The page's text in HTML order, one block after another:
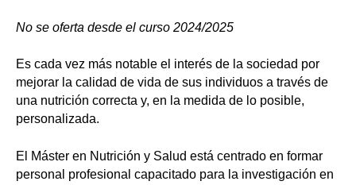
No se oferta desde el curso 2024/2025
Es cada vez más notable el interés de la sociedad por
mejorar la calidad de vida de sus individuos a través de
una nutrición correcta y, en la medida de lo posible,
personalizada.
El Máster en Nutrición y Salud está centrado en formar
personal profesional capacitado para la investigación en